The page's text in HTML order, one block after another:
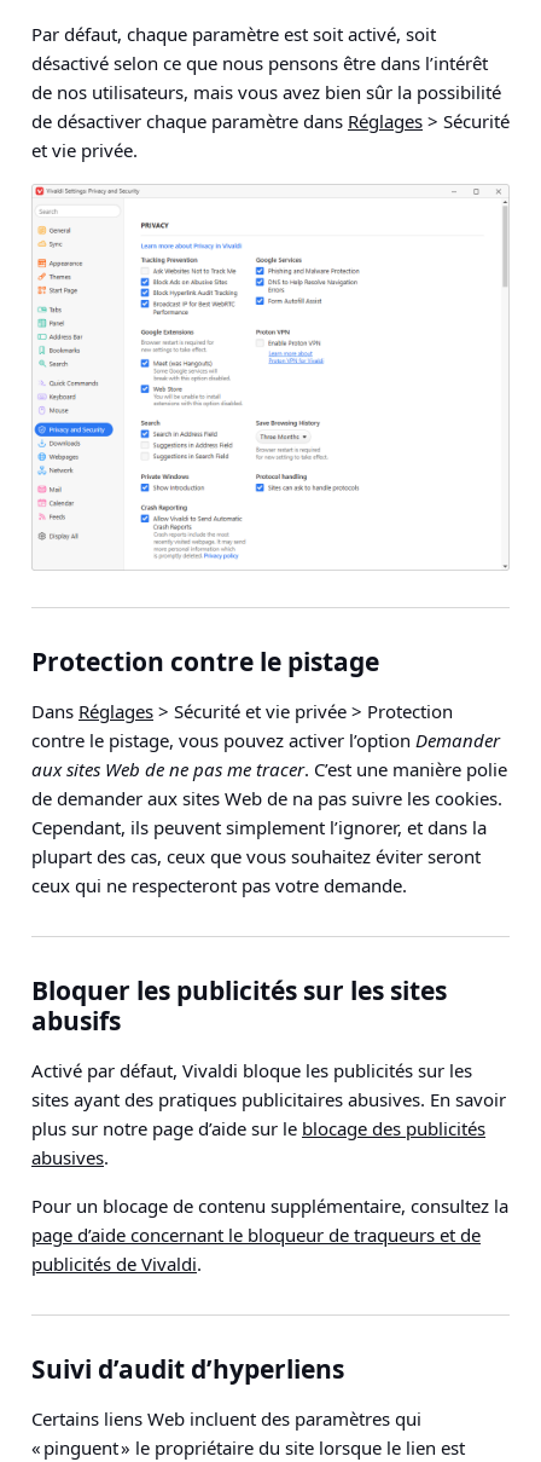
Par défaut, chaque paramètre est soit activé, soit
désactivé selon ce que nous pensons être dans l’intérêt
de nos utilisateurs, mais vous avez bien sûr la possibilité
de désactiver chaque paramètre dans Réglages > Sécurité
et vie privée.
Protection contre le pistage
Dans Réglages > Sécurité et vie privée > Protection
contre le pistage, vous pouvez activer l’option Demander
aux sites Web de ne pas me tracer. C’est une manière polie
de demander aux sites Web de na pas suivre les cookies.
Cependant, ils peuvent simplement l’ignorer, et dans la
plupart des cas, ceux que vous souhaitez éviter seront
ceux qui ne respecteront pas votre demande.
Bloquer les publicités sur les sites
abusifs
Activé par défaut, Vivaldi bloque les publicités sur les
sites ayant des pratiques publicitaires abusives. En savoir
plus sur notre page d’aide sur le blocage des publicités
abusives.
Pour un blocage de contenu supplémentaire, consultez la
page d’aide concernant le bloqueur de traqueurs et de
publicités de Vivaldi.
Suivi d’audit d’hyperliens
Certains liens Web incluent des paramètres qui
« pinguent » le propriétaire du site lorsque le lien est